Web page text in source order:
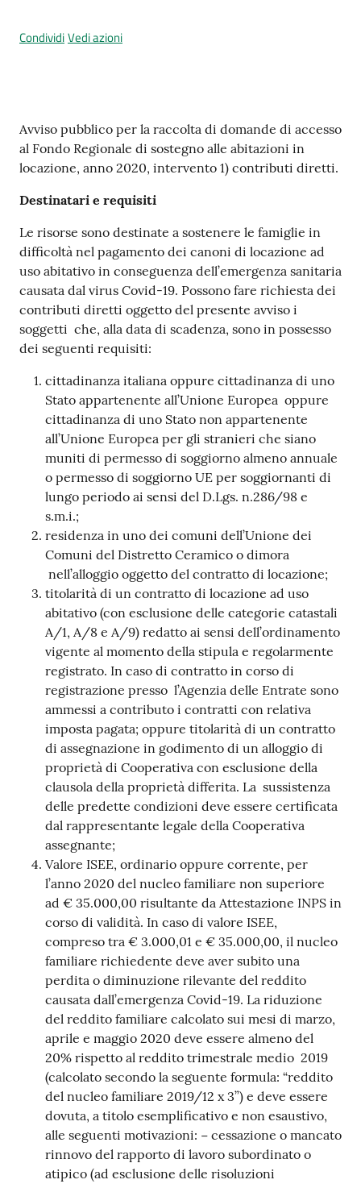
CondividiVedi azioni
Contenuto
Avviso pubblico per la raccolta di domande di accesso
al Fondo Regionale di sostegno alle abitazioni in
locazione, anno 2020, intervento 1) contributi diretti.
Destinatari e requisiti
Le risorse sono destinate a sostenere le famiglie in
difficoltà nel pagamento dei canoni di locazione ad
uso abitativo in conseguenza dell’emergenza sanitaria
causata dal virus Covid-19. Possono fare richiesta dei
contributi diretti oggetto del presente avviso i
soggetti che, alla data di scadenza, sono in possesso
dei seguenti requisiti:
cittadinanza italiana oppure cittadinanza di uno
Stato appartenente all’Unione Europea oppure
cittadinanza di uno Stato non appartenente
all’Unione Europea per gli stranieri che siano
muniti di permesso di soggiorno almeno annuale
o permesso di soggiorno UE per soggiornanti di
lungo periodo ai sensi del D.Lgs. n.286/98 e
s.m.i.;
residenza in uno dei comuni dell’Unione dei
Comuni del Distretto Ceramico o dimora
nell’alloggio oggetto del contratto di locazione;
titolarità di un contratto di locazione ad uso
abitativo (con esclusione delle categorie catastali
A/1, A/8 e A/9) redatto ai sensi dell’ordinamento
vigente al momento della stipula e regolarmente
registrato. In caso di contratto in corso di
registrazione presso l’Agenzia delle Entrate sono
ammessi a contributo i contratti con relativa
imposta pagata; oppure titolarità di un contratto
di assegnazione in godimento di un alloggio di
proprietà di Cooperativa con esclusione della
clausola della proprietà differita. La sussistenza
delle predette condizioni deve essere certificata
dal rappresentante legale della Cooperativa
assegnante;
Valore ISEE, ordinario oppure corrente, per
l’anno 2020 del nucleo familiare non superiore
ad € 35.000,00 risultante da Attestazione INPS in
corso di validità. In caso di valore ISEE,
compreso tra € 3.000,01 e € 35.000,00, il nucleo
familiare richiedente deve aver subito una
perdita o diminuzione rilevante del reddito
causata dall’emergenza Covid-19. La riduzione
del reddito familiare calcolato sui mesi di marzo,
aprile e maggio 2020 deve essere almeno del
20% rispetto al reddito trimestrale medio 2019
(calcolato secondo la seguente formula: “reddito
del nucleo familiare 2019/12 x 3”) e deve essere
dovuta, a titolo esemplificativo e non esaustivo,
alle seguenti motivazioni: − cessazione o mancato
rinnovo del rapporto di lavoro subordinato o
atipico (ad esclusione delle risoluzioni